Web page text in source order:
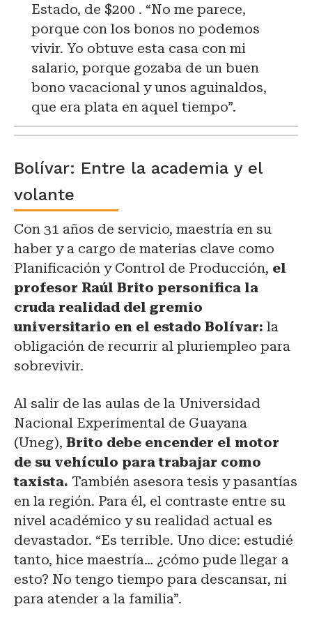
Estado, de $200 . “No me parece,
porque con los bonos no podemos
vivir. Yo obtuve esta casa con mi
salario, porque gozaba de un buen
bono vacacional y unos aguinaldos,
que era plata en aquel tiempo”.
Bolívar: Entre la academia y el
volante
Con 31 años de servicio, maestría en su
haber y a cargo de materias clave como
Planificación y Control de Producción, el
profesor Raúl Brito personifica la
cruda realidad del gremio
universitario en el estado Bolívar: la
obligación de recurrir al pluriempleo para
sobrevivir.
Al salir de las aulas de la Universidad
Nacional Experimental de Guayana
(Uneg), Brito debe encender el motor
de su vehículo para trabajar como
taxista. También asesora tesis y pasantías
en la región. Para él, el contraste entre su
nivel académico y su realidad actual es
devastador. “Es terrible. Uno dice: estudié
tanto, hice maestría… ¿cómo pude llegar a
esto? No tengo tiempo para descansar, ni
para atender a la familia”.